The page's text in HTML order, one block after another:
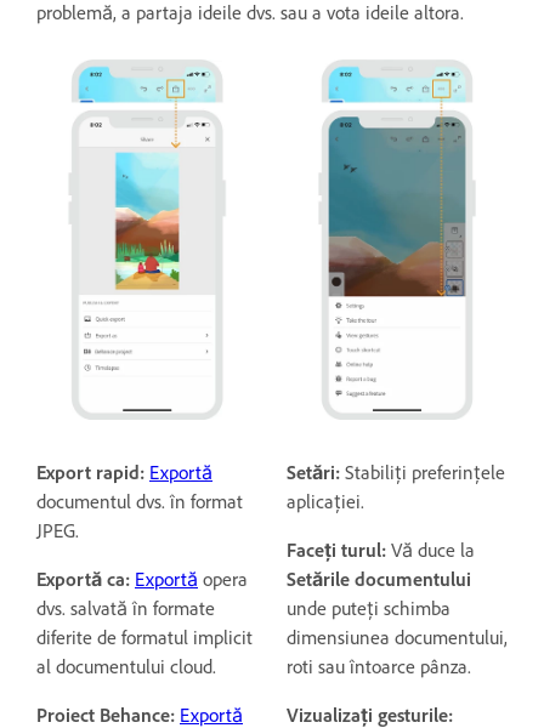
problemă, a partaja ideile dvs. sau a vota ideile altora.
Export rapid: Exportă
documentul dvs. în format
JPEG.
Exportă ca: Exportă opera
dvs. salvată în formate
diferite de formatul implicit
al documentului cloud.
Proiect Behance: Exportă
Setări: Stabiliți preferințele
aplicației.
Faceți turul: Vă duce la
Setările documentului
unde puteți schimba
dimensiunea documentului,
roti sau întoarce pânza.
Vizualizați gesturile: